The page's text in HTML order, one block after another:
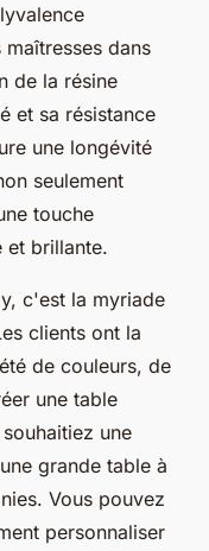
dans
de la résine
et sa résistance
une longévité
seulement
touche
et brillante.
c'est la myriade
clients ont la
de couleurs, de
une table
une
grande table à
Vous pouvez
personnaliser